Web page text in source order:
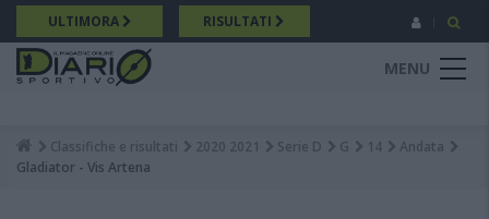
Salta
al
contenuto
principale
ULTIMORA RISULTATI
MENU
Breadcrumb
Classifiche e risultati 2020 2021 Serie D G 14
Andata
Gladiator - Vis Artena